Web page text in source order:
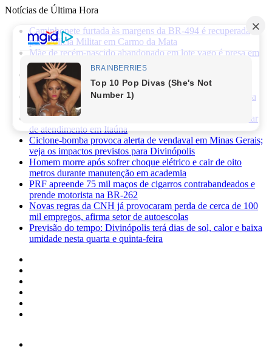
Notícias de Última Hora
Caminhonete furtada às margens da BR-494 é recuperada
pela Polícia Militar em Carmo da Mata
Mãe de recém-nascido abandonado em lote vago é presa em
Sabará
Três pessoas ficam feridas após ataque a facadas no bairro
Planalto, em Divinópolis
Previsão do tempo: fim de semana será de sol, calor e baixa
umidade em Divinópolis
Homem quebra vidro da recepção de hospital após reclamar
de atendimento em Itaúna
Ciclone-bomba provoca alerta de vendaval em Minas Gerais;
veja os impactos previstos para Divinópolis
Homem morre após sofrer choque elétrico e cair de oito
metros durante manutenção em academia
PRF apreende 75 mil maços de cigarros contrabandeados e
prende motorista na BR-262
Novas regras da CNH já provocaram perda de cerca de 100
mil empregos, afirma setor de autoescolas
Previsão do tempo: Divinópolis terá dias de sol, calor e baixa
umidade nesta quarta e quinta-feira